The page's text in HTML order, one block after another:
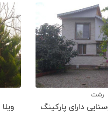
رشت
ویلا 2 نفره روستایی دارای پارکینگ